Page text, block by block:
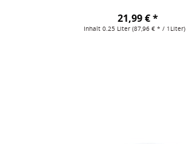
Inhalt0.25 Liter(87,96 € * / 1Liter)
21,99 € *